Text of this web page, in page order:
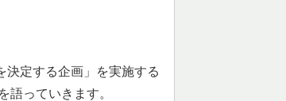
決定する企画」を実施する
語っていきます。